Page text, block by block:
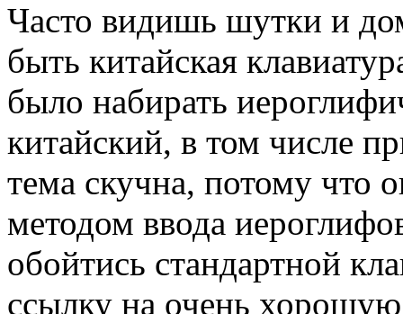
Часто видишь шутки и
быть китайская
было набирать
китайский, в том числе
тема скучна, потому что
методом ввода
обойтись стандартной
ссылку на очень